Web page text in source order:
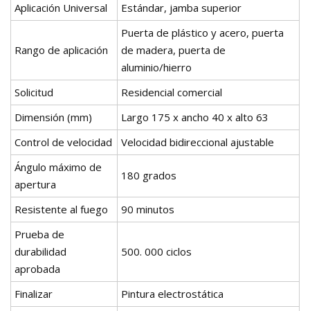
Aplicación Universal Estándar, jamba superior
Rango de aplicación
Puerta de plástico y acero, puerta
de madera, puerta de
aluminio/hierro
Solicitud
Residencial comercial
Dimensión (mm)
Largo 175 x ancho 40 x alto 63
Control de velocidad
Velocidad bidireccional ajustable
Ángulo máximo de
apertura
180 grados
Resistente al fuego
90 minutos
Prueba de
durabilidad
aprobada
500. 000 ciclos
Finalizar
Pintura electrostática